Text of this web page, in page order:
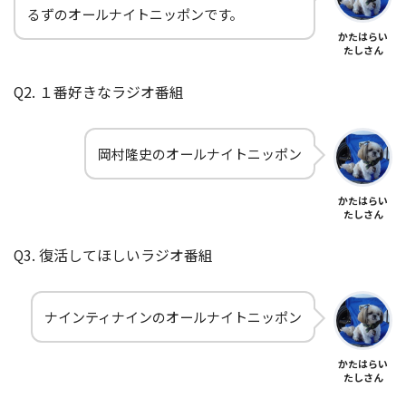
るずのオールナイトニッポンです。
かたはらい
たしさん
Q2. １番好きなラジオ番組
岡村隆史のオールナイトニッポン
かたはらい
たしさん
Q3. 復活してほしいラジオ番組
ナインティナインのオールナイトニッポン
かたはらい
たしさん